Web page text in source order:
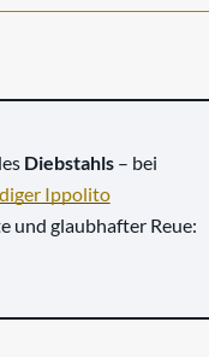
Diebstahls– bei
Ippolito
und glaubhafter Reue: